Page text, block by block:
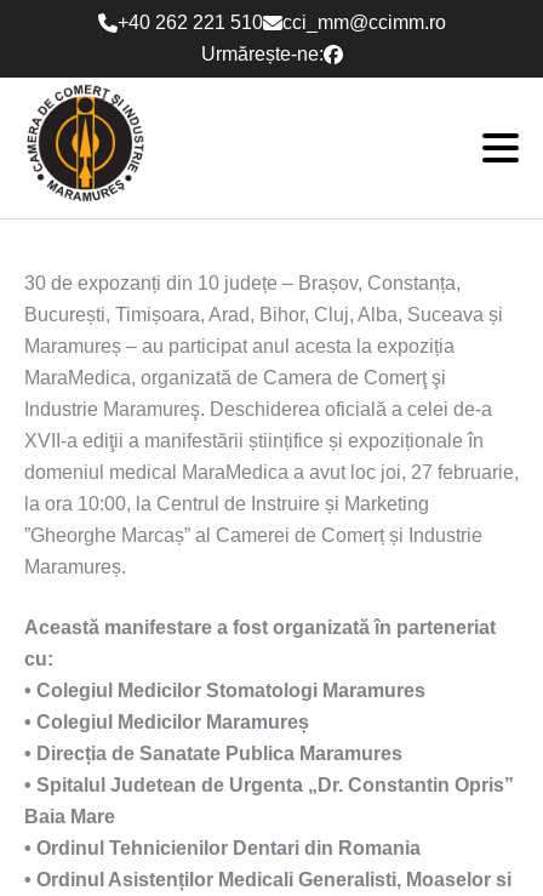
content
+40 262 221 510
cci_mm@ccimm.ro
Urmărește-ne:
30 de expozanți din 10 județe – Brașov, Constanța,
București, Timișoara, Arad, Bihor, Cluj, Alba, Suceava și
Maramureș – au participat anul acesta la expoziția
MaraMedica, organizată de Camera de Comerţ şi
Industrie Maramureş. Deschiderea oficială a celei de-a
XVII-a ediţii a manifestării științifice și expoziționale în
domeniul medical MaraMedica a avut loc joi, 27 februarie,
la ora 10:00, la Centrul de Instruire și Marketing
”Gheorghe Marcaș” al Camerei de Comerț și Industrie
Maramureș.
Această manifestare a fost organizată în parteneriat
cu:
• Colegiul Medicilor Stomatologi Maramures
• Colegiul Medicilor Maramureș
• Direcția de Sanatate Publica Maramures
• Spitalul Judetean de Urgenta „Dr. Constantin Opris”
Baia Mare
• Ordinul Tehnicienilor Dentari din Romania
• Ordinul Asistenților Medicali Generalisti, Moaselor si